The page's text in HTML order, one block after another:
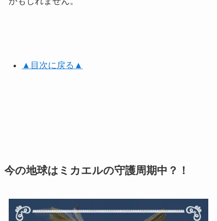
▲目次に戻る▲
今の地球はミカエルの守護周期中？！